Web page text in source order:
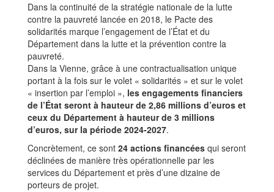
Dans la continuité de la stratégie nationale de la lutte
contre la pauvreté lancée en 2018, le Pacte des
solidarités marque l’engagement de l’État et du
Département dans la lutte et la prévention contre la
pauvreté.
Dans la Vienne, grâce à une contractualisation unique
portant à la fois sur le volet « solidarités » et sur le volet
« insertion par l’emploi », les engagements financiers
de l’État seront à hauteur de 2,86 millions d’euros et
ceux du Département à hauteur de 3 millions
d’euros, sur la période 2024-2027.
Concrètement, ce sont 24 actions financées qui seront
déclinées de manière très opérationnelle par les
services du Département et près d’une dizaine de
porteurs de projet.